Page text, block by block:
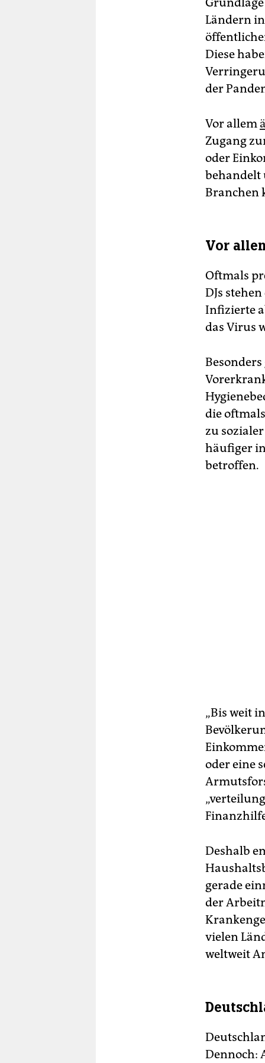
Ländern
Diese
der
Vor allem
Zugang
oder
behandelt
Branchen
Vor
Oftmals
DJs
Infizierte
das Virus
die
zu
häufiger
betroffen.
„Bis weit
oder eine
Deshalb
gerade
der
vielen
weltweit
Dennoch: